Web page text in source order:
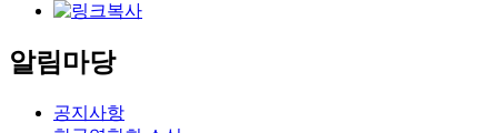
알림마당
공지사항